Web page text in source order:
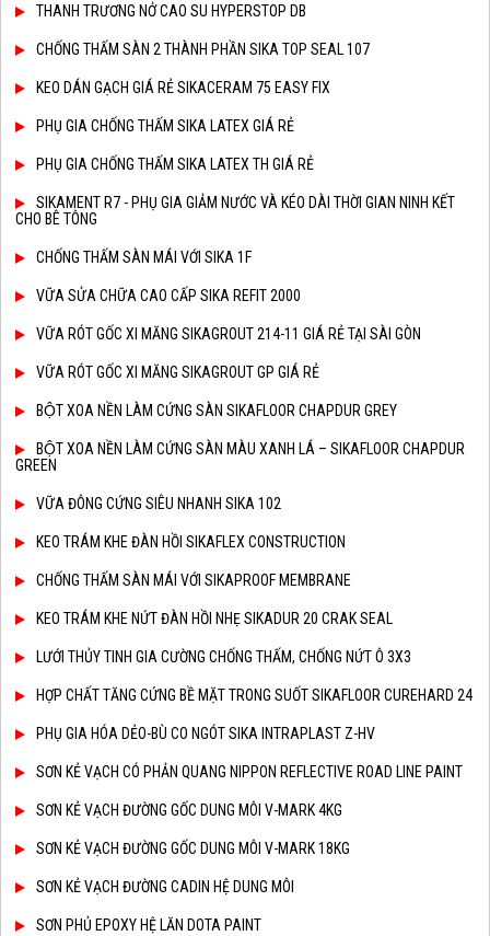
THANH TRƯƠNG NỞ CAO SU HYPERSTOP DB
CHỐNG THẤM SÀN 2 THÀNH PHẦN SIKA TOP SEAL 107
KEO DÁN GẠCH GIÁ RẺ SIKACERAM 75 EASY FIX
PHỤ GIA CHỐNG THẤM SIKA LATEX GIÁ RẺ
PHỤ GIA CHỐNG THẤM SIKA LATEX TH GIÁ RẺ
SIKAMENT R7 - PHỤ GIA GIẢM NƯỚC VÀ KÉO DÀI THỜI GIAN NINH KẾT
CHO BÊ TÔNG
CHỐNG THẤM SÀN MÁI VỚI SIKA 1F
VỮA SỬA CHỮA CAO CẤP SIKA REFIT 2000
VỮA RÓT GỐC XI MĂNG SIKAGROUT 214-11 GIÁ RẺ TẠI SÀI GÒN
VỮA RÓT GỐC XI MĂNG SIKAGROUT GP GIÁ RẺ
BỘT XOA NỀN LÀM CỨNG SÀN SIKAFLOOR CHAPDUR GREY
BỘT XOA NỀN LÀM CỨNG SÀN MÀU XANH LÁ – SIKAFLOOR CHAPDUR
GREEN
VỮA ĐÔNG CỨNG SIÊU NHANH SIKA 102
KEO TRÁM KHE ĐÀN HỒI SIKAFLEX CONSTRUCTION
CHỐNG THẤM SÀN MÁI VỚI SIKAPROOF MEMBRANE
KEO TRÁM KHE NỨT ĐÀN HỒI NHẸ SIKADUR 20 CRAK SEAL
LƯỚI THỦY TINH GIA CƯỜNG CHỐNG THẤM, CHỐNG NỨT Ô 3X3
HỢP CHẤT TĂNG CỨNG BỀ MẶT TRONG SUỐT SIKAFLOOR CUREHARD 24
PHỤ GIA HÓA DẺO-BÙ CO NGÓT SIKA INTRAPLAST Z-HV
SƠN KẺ VẠCH CÓ PHẢN QUANG NIPPON REFLECTIVE ROAD LINE PAINT
SƠN KẺ VẠCH ĐƯỜNG GỐC DUNG MÔI V-MARK 4KG
SƠN KẺ VẠCH ĐƯỜNG GỐC DUNG MÔI V-MARK 18KG
SƠN KẺ VẠCH ĐƯỜNG CADIN HỆ DUNG MÔI
SƠN PHỦ EPOXY HỆ LĂN DOTA PAINT